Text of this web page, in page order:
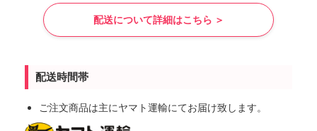
配送について詳細はこちら ＞
配送時間帯
ご注文商品は主にヤマト運輸にてお届け致します。